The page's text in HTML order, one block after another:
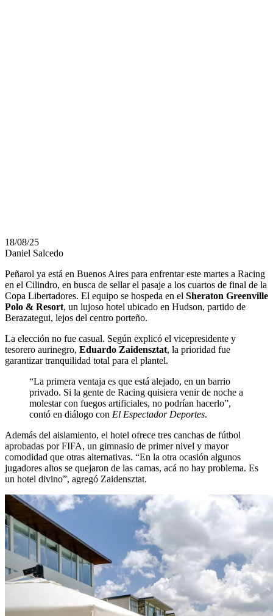
18/08/25
Daniel Salcedo
Peñarol ya está en Buenos Aires para enfrentar este martes a Racing
en el Cilindro, en busca de sellar el pasaje a los cuartos de final de la
Copa Libertadores. El equipo se hospeda en el Sheraton Greenville
Polo & Resort, un lujoso hotel ubicado en Hudson, partido de
Berazategui, lejos del centro porteño.
La elección no fue casual. Según explicó el vicepresidente y
tesorero aurinegro, Eduardo Zaidensztat, la prioridad fue
garantizar tranquilidad total para el plantel.
“La primera ventaja es que está alejado, en un barrio
privado. Si la gente de Racing quisiera venir de noche a
molestar con fuegos artificiales, no podrían hacerlo”,
contó en diálogo con El Espectador Deportes.
Además del aislamiento, el hotel ofrece tres canchas de fútbol
aprobadas por FIFA, un gimnasio de primer nivel y mayor
comodidad que otras alternativas. “En la otra ocasión algunos
jugadores altos se quejaron de las camas, acá no hay problema. Es
un hotel divino”, agregó Zaidensztat.